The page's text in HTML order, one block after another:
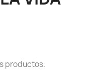
productos.